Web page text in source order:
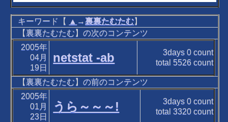
キーワード【 ▲ →裏裏たむたむ】
【裏裏たむたむ】の次のコンテンツ
2005年
04月
19日
netstat -ab 3days 0count
total 5526count
【裏裏たむたむ】の前のコンテンツ
2005年
01月
23日
うら～～～! 3days 0count
total 3320count